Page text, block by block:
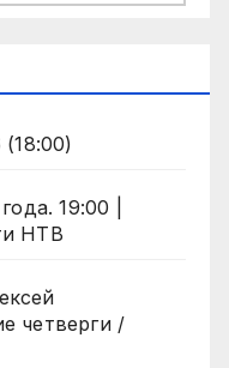
19:00 |
НТВ
четверги /